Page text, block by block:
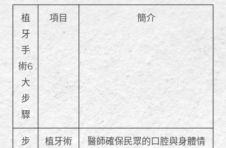
植
牙
手
術6
大
步
驟
項目 簡介
步
植牙術
醫師確保民眾的口腔與身體情